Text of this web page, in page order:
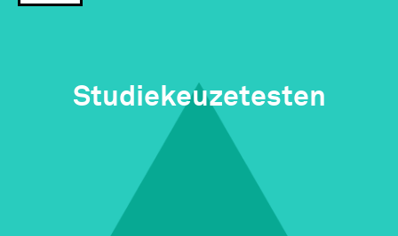
Studiekeuzetesten